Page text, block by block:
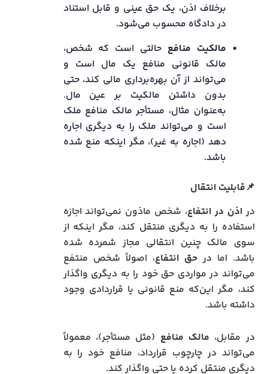
برخلاف اذن، یک حق عینی و قابل استناد
در دادگاه محسوب می‌شود.
مالکیت منافع حالتی است که شخص،
مالک قانونی منافع یک مال است و
می‌تواند از آن بهره‌برداری مالی کند، حتی
بدون داشتن مالکیت بر عین مال.
به‌عنوان مثال، مستأجر مالک منافع ملک
است و می‌تواند ملک را به دیگری اجاره
دهد (اجاره به غیر)، مگر اینکه منع شده
باشد.
📌قابلیت انتقال
دراذن در انتفاع، شخص ماذون نمی‌تواند اجازه
استفاده را به دیگری منتقل کند، مگر اینکه از
سوی مالک چنین انتقالی مجاز شمرده شده
باشد. اما درحق انتفاع، اصولاً شخص منتفع
می‌تواند در مواردی حق خود را به دیگری واگذار
کند، مگر این‌که منع قانونی یا قراردادی وجود
داشته باشد.
در مقابل، مالک منافع (مثل مستأجر)، معمولاً
می‌تواند در چارچوب قرارداد، منافع خود را به
دیگری منتقل کرده یا حتی واگذار کند.